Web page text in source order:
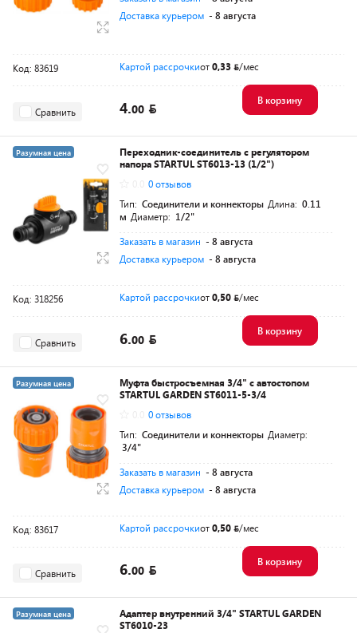
Доставка курьером - 8 августа
Код: 83619 Картой рассрочкиот0,33 /мес
Сравнить 4.00
В корзину
Разумная цена
Переходник-соединитель с регулятором
напора STARTUL ST6013-13 (1/2")
0 отзывов
Тип: Соединители и коннекторы Длина: 0.11
м Диаметр: 1/2"
Заказать в магазин - 8 августа
Доставка курьером - 8 августа
Код: 318256 Картой рассрочкиот0,50 /мес
Сравнить 6.00
В корзину
Разумная цена
Муфта быстросъемная 3/4" с автостопом
STARTUL GARDEN ST6011-5-3/4
0 отзывов
Тип: Соединители и коннекторы Диаметр:
3/4"
Заказать в магазин - 8 августа
Доставка курьером - 8 августа
Код: 83617 Картой рассрочкиот0,50 /мес
Сравнить 6.00
В корзину
Разумная цена
Адаптер внутренний 3/4" STARTUL GARDEN
ST6010-23